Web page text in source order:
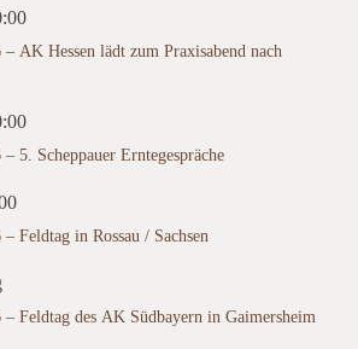
AK Hessen lädt zum Praxisabend nach
5. Scheppauer Erntegespräche
Feldtag in Rossau / Sachsen
– Feldtag des AK Südbayern in Gaimersheim